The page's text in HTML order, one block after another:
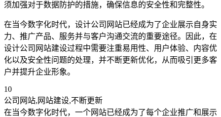
须加强对于数据防护的措施，确保信息的安全性和完整性。
在当今数字化时代，设计公司网站已经成为了企业展示自身实
力、推广产品、服务并与客户沟通交流的重要途径。因此，在
设计公司网站建设过程中需要注重易用性、用户体验、内容优
化以及安全性问题的处理，并不断更新优化，从而吸引更多客
户并提升企业形象。
10
公司网站,网站建设,不断更新
在当今数字化时代，一个网站已经成为了每个企业推广和展示